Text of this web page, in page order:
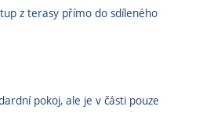
z terasy přímo do sdíleného
pokoj, ale je v části pouze